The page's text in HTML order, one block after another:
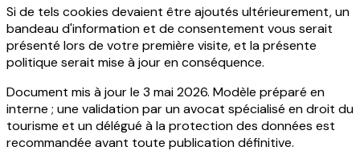
Si de tels cookies devaient être ajoutés ultérieurement, un
bandeau d'information et de consentement vous serait
présenté lors de votre première visite, et la présente
politique serait mise à jour en conséquence.
Document mis à jour le 3 mai 2026. Modèle préparé en
interne ; une validation par un avocat spécialisé en droit du
tourisme et un délégué à la protection des données est
recommandée avant toute publication définitive.